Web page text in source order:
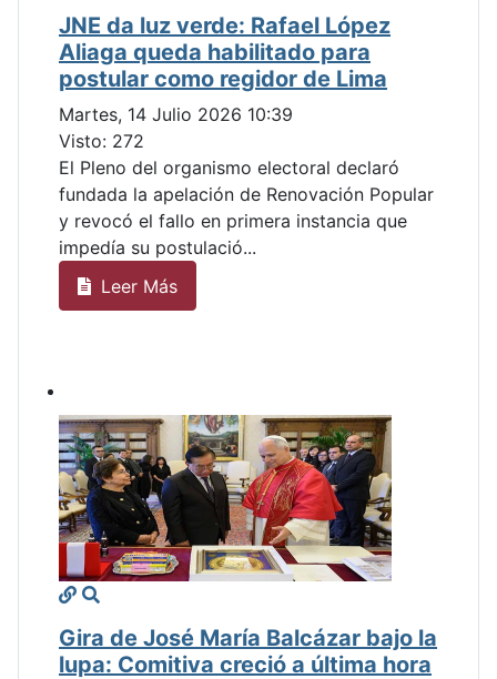
JNE da luz verde: Rafael López
Aliaga queda habilitado para
postular como regidor de Lima
Martes, 14 Julio 2026 10:39
Visto: 272
El Pleno del organismo electoral declaró
fundada la apelación de Renovación Popular
y revocó el fallo en primera instancia que
impedía su postulació...
Leer Más
Gira de José María Balcázar bajo la
lupa: Comitiva creció a última hora